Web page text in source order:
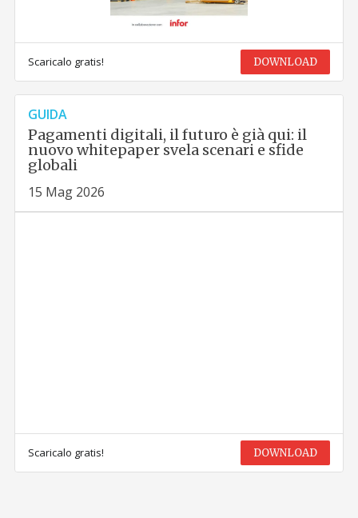
Scaricalo gratis! DOWNLOAD
GUIDA
Pagamenti digitali, il futuro è già qui: il
nuovo whitepaper svela scenari e sfide
globali
15 Mag 2026
Scaricalo gratis! DOWNLOAD